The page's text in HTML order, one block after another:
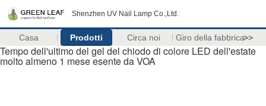
Shenzhen UV Nail Lamp Co.,Ltd.
Casa Prodotti Circa noi Giro della fabbrica>>
Tempo dell'ultimo del gel del chiodo di colore LED dell'estate
molto almeno 1 mese esente da VOA